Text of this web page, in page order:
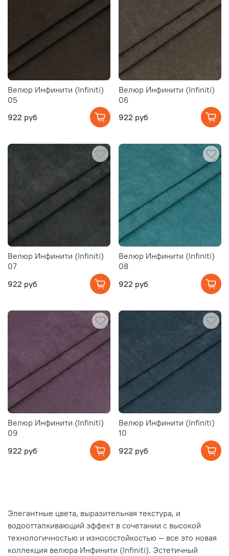
Велюр Инфинити (Infiniti)
05
922 руб
Велюр Инфинити (Infiniti)
06
922 руб
Велюр Инфинити (Infiniti)
07
922 руб
Велюр Инфинити (Infiniti)
08
922 руб
Велюр Инфинити (Infiniti)
09
922 руб
Велюр Инфинити (Infiniti)
10
922 руб
Элегантные цвета, выразительная текстура, и
водоотталкивающий эффект в сочетании с высокой
технологичностью и износостойкостью — все это новая
коллекция велюра Инфинити (Infiniti). Эстетичный